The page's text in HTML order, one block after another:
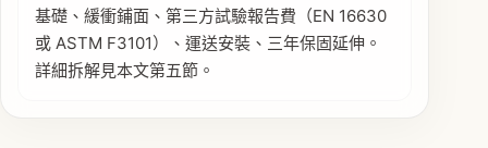
基礎、緩衝鋪面、第三方試驗報告費（EN 16630
或 ASTM F3101）、運送安裝、三年保固延伸。
詳細拆解見本文第五節。